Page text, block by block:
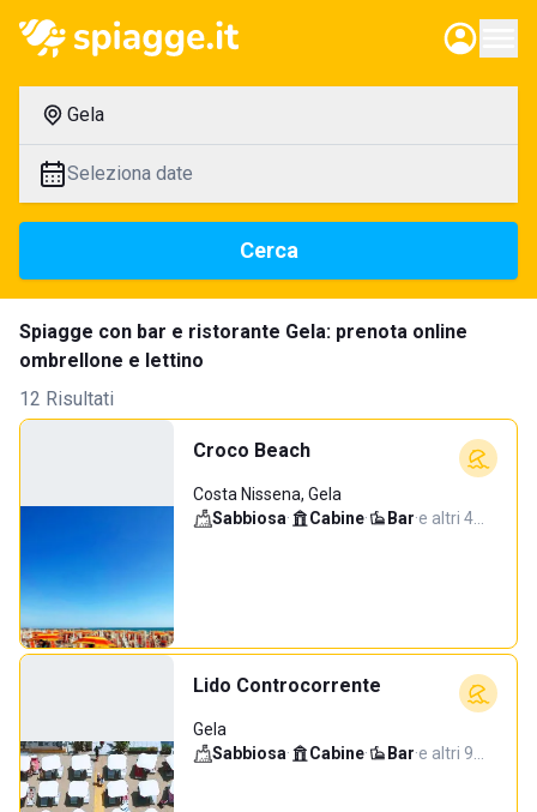
Gela
Seleziona date
Cerca
Spiagge con bar e ristorante Gela: prenota online
ombrellone e lettino
12 Risultati
Croco Beach
Costa Nissena, Gela
Sabbiosa· Cabine· Bar·e altri 4…
Lido Controcorrente
Gela
Sabbiosa· Cabine· Bar·e altri 9…